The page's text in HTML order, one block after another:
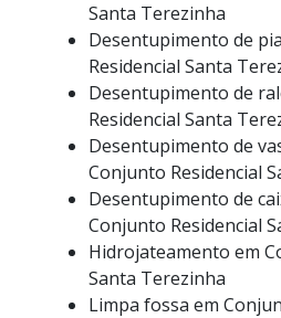
Santa Terezinha
Desentupimento de
Residencial Santa
Desentupimento de
Residencial Santa
Desentupimento de
Conjunto Residencial
Desentupimento de
Conjunto Residencial
Hidrojateamento em
Santa Terezinha
Limpa fossa em